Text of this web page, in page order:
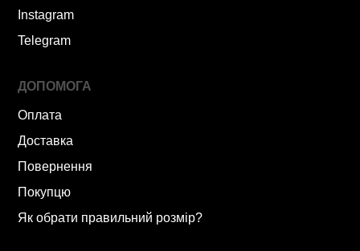
Instagram
Telegram
ДОПОМОГА
Оплата
Доставка
Повернення
Покупцю
Як обрати правильний розмір?